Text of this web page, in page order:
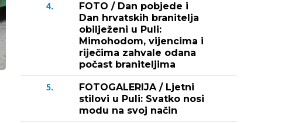
4.
FOTO / Dan pobjede i
Dan hrvatskih branitelja
obilježeni u Puli:
Mimohodom, vijencima i
riječima zahvale odana
počast braniteljima
5.
FOTOGALERIJA / Ljetni
stilovi u Puli: Svatko nosi
modu na svoj način